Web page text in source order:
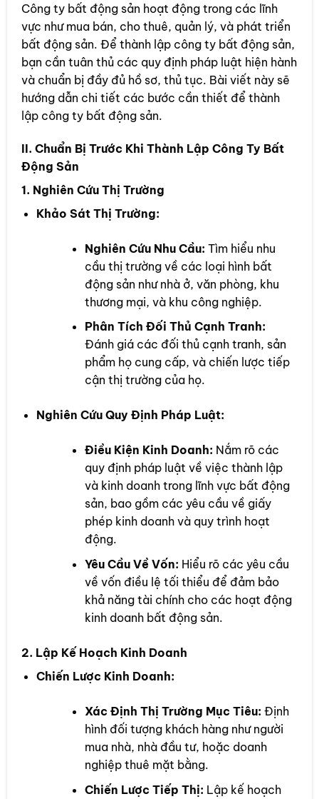
Công ty bất động sản hoạt động trong các lĩnh
vực như mua bán, cho thuê, quản lý, và phát triển
bất động sản. Để thành lập công ty bất động sản,
bạn cần tuân thủ các quy định pháp luật hiện hành
và chuẩn bị đầy đủ hồ sơ, thủ tục. Bài viết này sẽ
hướng dẫn chi tiết các bước cần thiết để thành
lập công ty bất động sản.
II. Chuẩn Bị Trước Khi Thành Lập Công Ty Bất
Động Sản
1. Nghiên Cứu Thị Trường
Khảo Sát Thị Trường:
Nghiên Cứu Nhu Cầu: Tìm hiểu nhu
cầu thị trường về các loại hình bất
động sản như nhà ở, văn phòng, khu
thương mại, và khu công nghiệp.
Phân Tích Đối Thủ Cạnh Tranh:
Đánh giá các đối thủ cạnh tranh, sản
phẩm họ cung cấp, và chiến lược tiếp
cận thị trường của họ.
Nghiên Cứu Quy Định Pháp Luật:
Điều Kiện Kinh Doanh: Nắm rõ các
quy định pháp luật về việc thành lập
và kinh doanh trong lĩnh vực bất động
sản, bao gồm các yêu cầu về giấy
phép kinh doanh và quy trình hoạt
động.
Yêu Cầu Về Vốn: Hiểu rõ các yêu cầu
về vốn điều lệ tối thiểu để đảm bảo
khả năng tài chính cho các hoạt động
kinh doanh bất động sản.
2. Lập Kế Hoạch Kinh Doanh
Chiến Lược Kinh Doanh:
Xác Định Thị Trường Mục Tiêu: Định
hình đối tượng khách hàng như người
mua nhà, nhà đầu tư, hoặc doanh
nghiệp thuê mặt bằng.
Chiến Lược Tiếp Thị: Lập kế hoạch